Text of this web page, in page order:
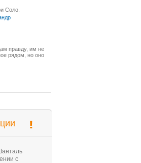
Соло.
правду, им не
рядом, но оно
с